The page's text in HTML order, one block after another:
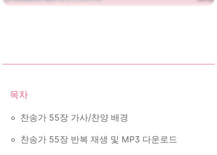
찬송가 55장 가사/찬양 배경
찬송가 55장 반복 재생 및 MP3 다운로드